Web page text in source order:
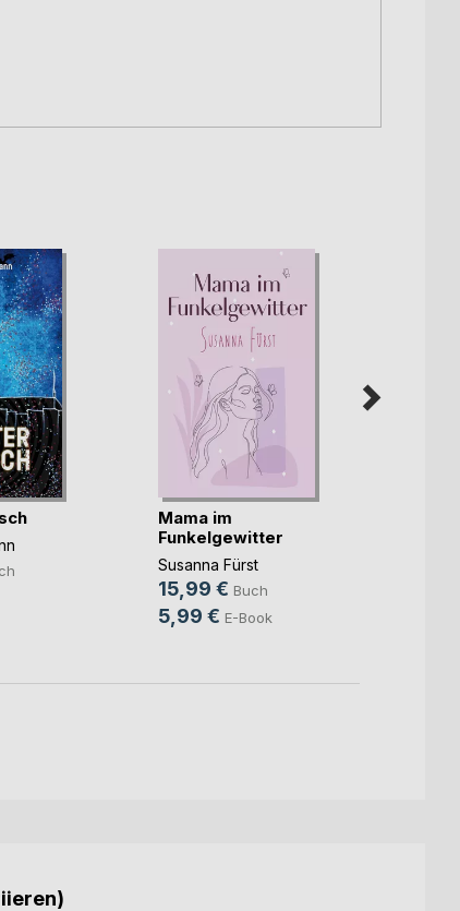
Mama im
Funkelgewitter
Susanna Fürst
15,99 € Buch
5,99 € E-Book